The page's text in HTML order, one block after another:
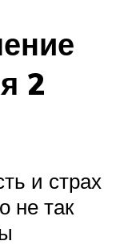
2
и страх
не так